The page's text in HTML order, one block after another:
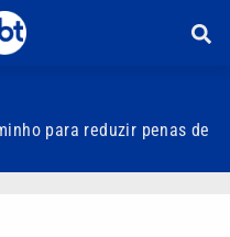
para reduzir penas de